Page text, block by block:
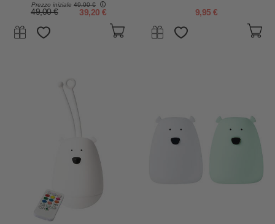
Prezzo iniziale 49,00 €
49,00 € 39,20 € 9,95 €